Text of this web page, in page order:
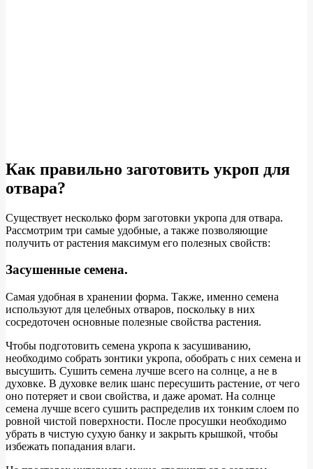
Как правильно заготовить укроп для
отвара?
Существует несколько форм заготовки укропа для отвара.
Рассмотрим три самые удобные, а также позволяющие
получить от растения максимум его полезных свойств:
Засушенные семена.
Самая удобная в хранении форма. Также, именно семена
используют для целебных отваров, поскольку в них
сосредоточен основные полезные свойства растения.
Чтобы подготовить семена укропа к засушиванию,
необходимо собрать зонтики укропа, обобрать с них семена и
высушить. Сушить семена лучше всего на солнце, а не в
духовке. В духовке велик шанс пересушить растение, от чего
оно потеряет и свои свойства, и даже аромат. На солнце
семена лучше всего сушить распределив их тонким слоем по
ровной чистой поверхности. После просушки необходимо
убрать в чистую сухую банку и закрыть крышкой, чтобы
избежать попадания влаги.